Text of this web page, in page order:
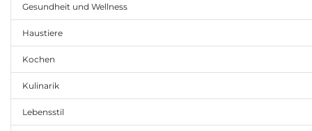
Gesundheit und Wellness
Haustiere
Kochen
Kulinarik
Lebensstil